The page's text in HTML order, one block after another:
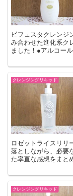
ビフェスタクレンジ
み合わせた進化系ク
ました！●アルコー
クレンジングリキッド
ロゼットライスリリ
落としながら、必要
た率直な感想をまと
クレンジングリキッド